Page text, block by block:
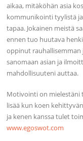
aikaa, mitäköhän asia
kommunikointi tyylistä
tapaa. Jokainen meistä
ennen tuo huutava
oppinut
sanomaan asian ja
mahdollisuuteni auttaa.
Motivointi on mielestäni
lisää kun koen
ja kenen kanssa tulet
www.egoswot.com